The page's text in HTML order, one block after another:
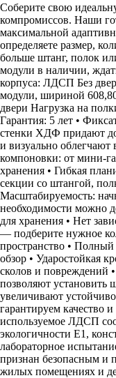
Соберите свою
компромиссов. Наши
максимальной
определяете размер,
больше штанг, полок
модули в наличии,
корпуса: ЛДСП Без
модули, шириной
двери Нагрузка на
Гарантия: 5 лет •
стенки ХДФ придают
и визуально
компоновки: от мини-
хранения • Гибкая
секции со штангой,
Масштабируемость:
необходимости можно
для хранения • Нет
— подберите нужное
пространство •
обзор • Ударостойкая
сколов и повреждений
позволяют установить
увеличивают
гарантируем качество
используемое ЛДСП
экологичности Е1,
лабораторное
признан безопасным и
жилых помещениях и